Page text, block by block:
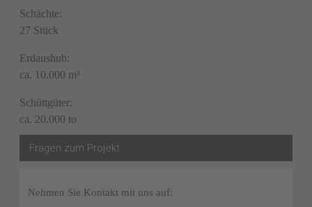
Schächte:
27 Stück
Erdaushub:
ca. 10.000 m³
Schüttgüter:
ca. 20.000 to
Fragen zum Projekt
Nehmen Sie Kontakt mit uns auf: